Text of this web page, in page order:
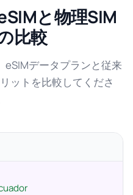
と物理SIM
比較
データプランと従来
ットを比較してくださ